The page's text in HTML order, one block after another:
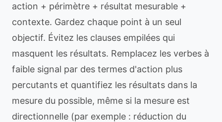
action + périmètre + résultat mesurable +
contexte. Gardez chaque point à un seul
objectif. Évitez les clauses empilées qui
masquent les résultats. Remplacez les verbes à
faible signal par des termes d'action plus
percutants et quantifiez les résultats dans la
mesure du possible, même si la mesure est
directionnelle (par exemple : réduction du